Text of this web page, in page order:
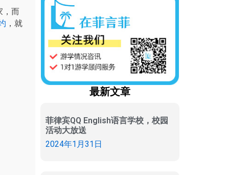
，而
，就
最新文章
菲律宾QQ English语言学校，校园
活动大放送
2024年1月31日